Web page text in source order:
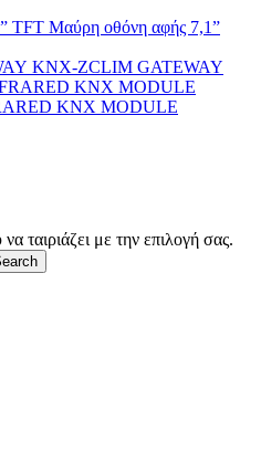
Μαύρη οθόνη αφής 7,1”
KNX-ZCLIM GATEWAY
KNX MODULE
ταιριάζει με την επιλογή σας.